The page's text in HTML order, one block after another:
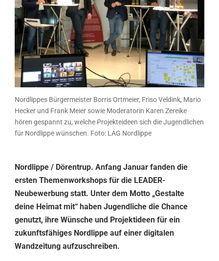
Nordlippes Bürgermeister Borris Ortmeier, Friso Veldink, Mario
Hecker und Frank Meier sowie Moderatorin Karen Zereike
hören gespannt zu, welche Projekteideen sich die Jugendlichen
für Nordlippe wünschen. Foto: LAG Nordlippe
Nordlippe / Dörentrup. Anfang Januar fanden die
ersten Themenworkshops für die LEADER-
Neubewerbung statt. Unter dem Motto „Gestalte
deine Heimat mit“ haben Jugendliche die Chance
genutzt, ihre Wünsche und Projektideen für ein
zukunftsfähiges Nordlippe auf einer digitalen
Wandzeitung aufzuschreiben.